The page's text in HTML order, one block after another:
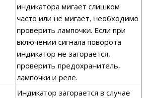
индикатора мигает слишком
часто или не мигает, необходимо
проверить лампочки. Если при
включении сигнала поворота
индикатор не загорается,
проверить предохранитель,
лампочки и реле.
Индикатор загорается в случае